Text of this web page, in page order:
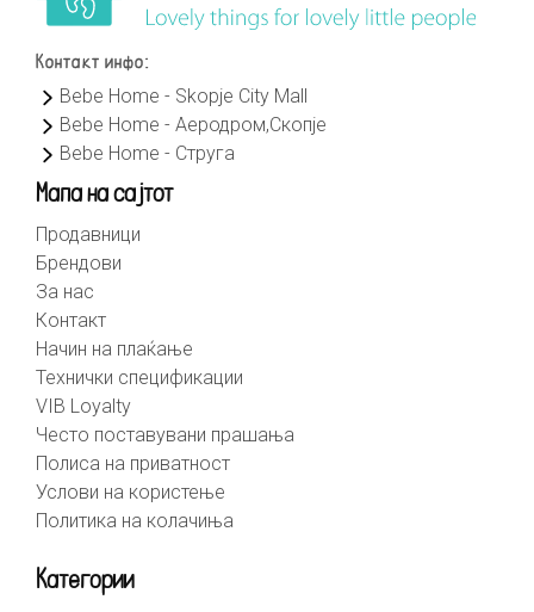
Контакт инфо:
Bebe Home - Skopje City Mall
Bebe Home - Аеродром,Скопје
Bebe Home - Струга
Мапа на сајтот
Продавници
Брендови
За нас
Контакт
Начин на плаќање
Технички спецификации
VIB Loyalty
Често поставувани прашања
Полиса на приватност
Услови на користење
Политика на колачиња
Категории